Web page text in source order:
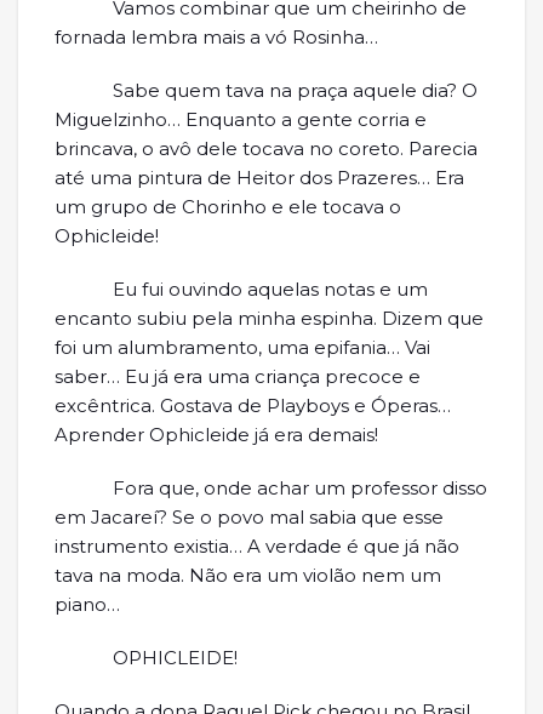
Vamos combinar que um cheirinho de
fornada lembra mais a vó Rosinha…
Sabe quem tava na praça aquele dia? O
Miguelzinho… Enquanto a gente corria e
brincava, o avô dele tocava no coreto. Parecia
até uma pintura de Heitor dos Prazeres… Era
um grupo de Chorinho e ele tocava o
Ophicleide!
Eu fui ouvindo aquelas notas e um
encanto subiu pela minha espinha. Dizem que
foi um alumbramento, uma epifania… Vai
saber… Eu já era uma criança precoce e
excêntrica. Gostava de Playboys e Óperas…
Aprender Ophicleide já era demais!
Fora que, onde achar um professor disso
em Jacareí? Se o povo mal sabia que esse
instrumento existia… A verdade é que já não
tava na moda. Não era um violão nem um
piano…
OPHICLEIDE!